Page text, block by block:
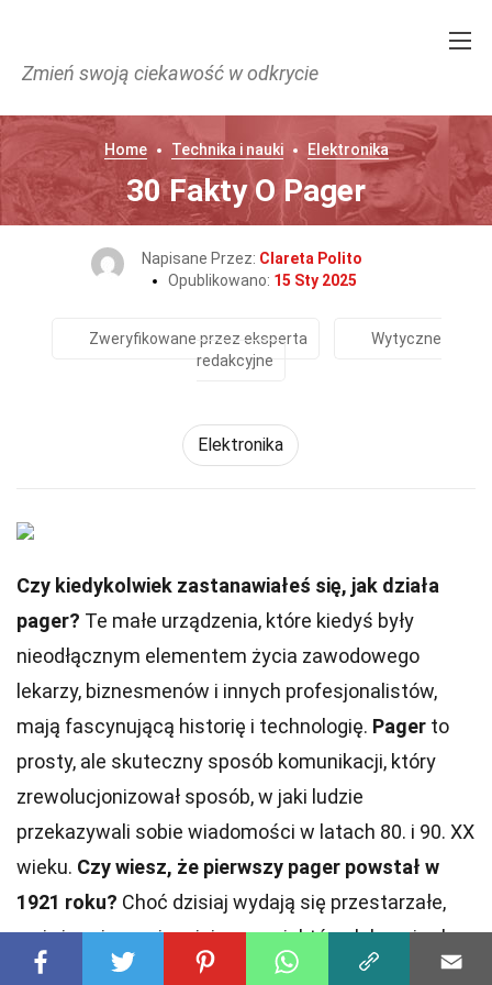
Zmień swoją ciekawość w odkrycie
Home Technika i nauki Elektronika
30 Fakty O Pager
Napisane Przez: Clareta Polito
Opublikowano: 15 Sty 2025
Zweryfikowane przez eksperta
Wytyczne
redakcyjne
Elektronika
Czy kiedykolwiek zastanawiałeś się, jak działa
pager? Te małe urządzenia, które kiedyś były
nieodłącznym elementem życia zawodowego
lekarzy, biznesmenów i innych profesjonalistów,
mają fascynującą historię i technologię. Pager to
prosty, ale skuteczny sposób komunikacji, który
zrewolucjonizował sposób, w jaki ludzie
przekazywali sobie wiadomości w latach 80. i 90. XX
wieku. Czy wiesz, że pierwszy pager powstał w
1921 roku? Choć dzisiaj wydają się przestarzałe,
wciąż mają swoje miejsce w niektórych branżach.
W tym artykule przyjrzymy się 30 ciekawostkom o